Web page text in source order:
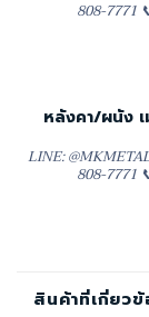
808-7771
หลังคา/ผนัง
LINE:
808-7771
สินค้าที่เกี่ยว